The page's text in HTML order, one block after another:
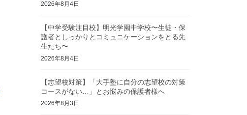
2026年8月4日
【中学受験注目校】明光学園中学校〜生徒・保
護者としっかりとコミュニケーションをとる先
生たち〜
2026年8月4日
【志望校対策】「大手塾に自分の志望校の対策
コースがない…」とお悩みの保護者様へ
2026年8月3日